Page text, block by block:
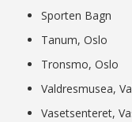
Sporten Bagn
Tanum, Oslo
Tronsmo, Oslo
Valdresmusea,
Vasetsenteret,